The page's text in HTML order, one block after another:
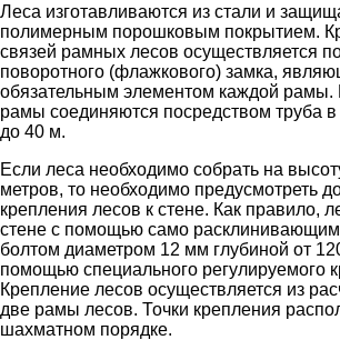
Леса изготавливаются из стали и
полимерным порошковым покрытием.
связей рамных лесов осуществляется
поворотного (флажкового) замка,
обязательным элементом каждой рамы.
рамы соединяются посредством труба в
до 40 м.
Если леса необходимо собрать на
метров, то необходимо предусмотреть
крепления лесов к стене. Как правило,
стене с помощью само
болтом диаметром 12 мм глубиной от
помощью специального регулируемого
Крепление лесов осуществляется из
две рамы лесов. Точки крепления
шахматном порядке.